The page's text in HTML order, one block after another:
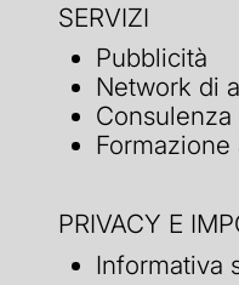
SERVIZI
Pubblicità
Network di
Formazione
PRIVACY E
Informativa